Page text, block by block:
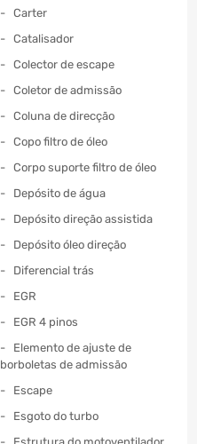
Carter
Catalisador
Colector de escape
Coletor de admissão
Coluna de direcção
Copo filtro de óleo
Corpo suporte filtro de óleo
Depósito de água
Depósito direção assistida
Depósito óleo direção
Diferencial trás
EGR
EGR 4 pinos
Elemento de ajuste de
borboletas de admissão
Escape
Esgoto do turbo